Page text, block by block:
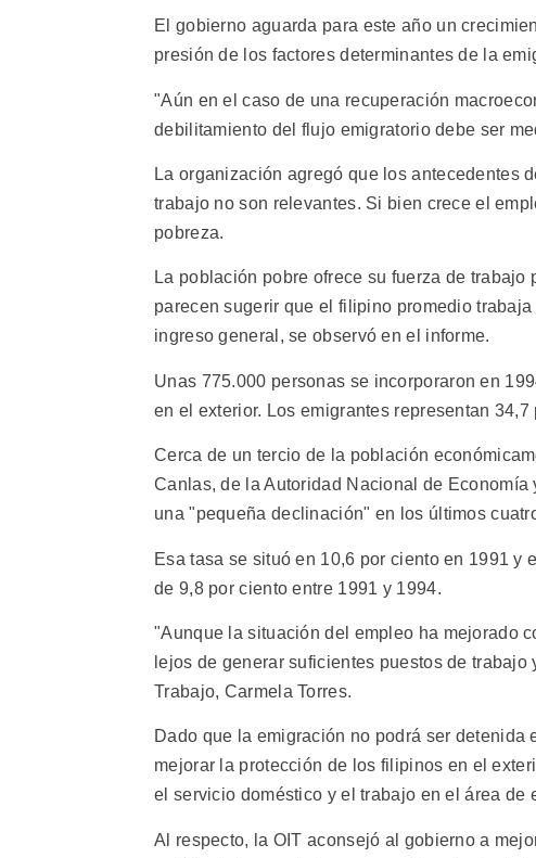
El gobierno aguarda para este año un
presión de los factores determinantes de la
"Aún en el caso de una recuperación
debilitamiento del flujo emigratorio debe ser
La organización agregó que los antecedentes
trabajo no son relevantes. Si bien crece el
pobreza.
La población pobre ofrece su fuerza de
parecen sugerir que el filipino promedio
ingreso general, se observó en el informe.
Unas 775.000 personas se incorporaron en
en el exterior. Los emigrantes representan
Cerca de un tercio de la población
Canlas, de la Autoridad Nacional de
una "pequeña declinación" en los últimos
Esa tasa se situó en 10,6 por ciento en 1991 y
de 9,8 por ciento entre 1991 y 1994.
"Aunque la situación del empleo ha mejorado
lejos de generar suficientes puestos de
Trabajo, Carmela Torres.
Dado que la emigración no podrá ser
mejorar la protección de los filipinos en el
el servicio doméstico y el trabajo en el área de
Al respecto, la OIT aconsejó al gobierno a